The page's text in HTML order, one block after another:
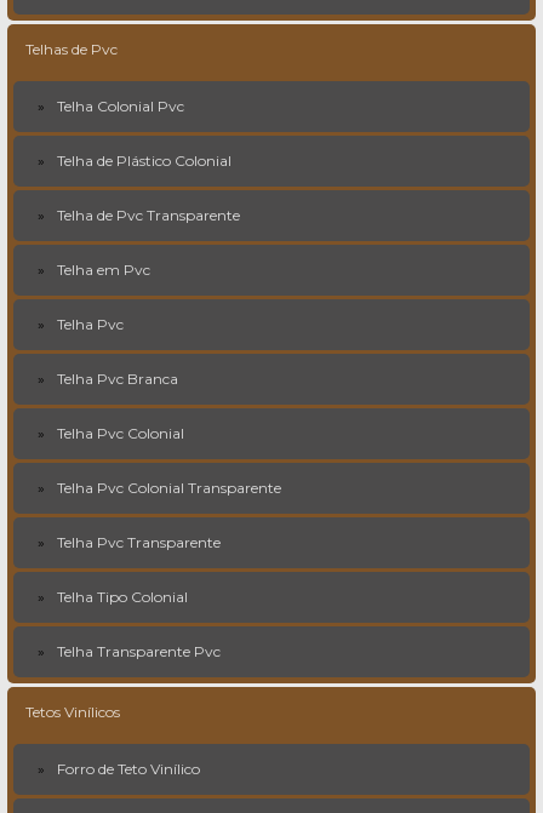
Telhas de Pvc
Telha Colonial Pvc
Telha de Plástico Colonial
Telha de Pvc Transparente
Telha em Pvc
Telha Pvc
Telha Pvc Branca
Telha Pvc Colonial
Telha Pvc Colonial Transparente
Telha Pvc Transparente
Telha Tipo Colonial
Telha Transparente Pvc
Tetos Vinílicos
Forro de Teto Vinílico